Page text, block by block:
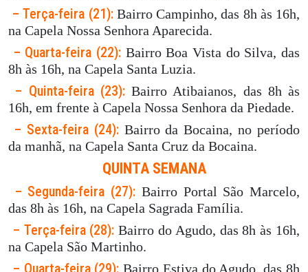
– Terça-feira (21):Bairro Campinho, das 8h às 16h,
na Capela Nossa Senhora Aparecida.
– Quarta-feira (22): Bairro Boa Vista do Silva, das
8h às 16h, na Capela Santa Luzia.
– Quinta-feira (23):Bairro Atibaianos, das 8h às
16h, em frente à Capela Nossa Senhora da Piedade.
– Sexta-feira (24):Bairro da Bocaina, no período
da manhã, na Capela Santa Cruz da Bocaina.
QUINTA SEMANA
– Segunda-feira (27): Bairro Portal São Marcelo,
das 8h às 16h, na Capela Sagrada Família.
– Terça-feira (28): Bairro do Agudo, das 8h às 16h,
na Capela São Martinho.
– Quarta-feira (29): Bairro Estiva do Agudo, das 8h